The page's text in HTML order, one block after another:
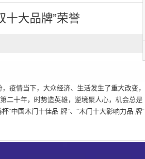
十大品牌”荣誉
疫情当下，大众经济、生活发生了重大改变，
二十年，时势造英雄，逆境聚人心，机会总是
“中国木门十佳品 牌”、“木门十大影响力品 牌”